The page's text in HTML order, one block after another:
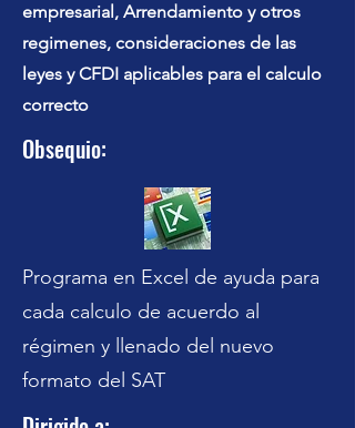
empresarial, Arrendamiento y otros
regimenes, consideraciones de las
leyes y CFDI aplicables para el calculo
correcto
Obsequio:
Programa en Excel de ayuda para
cada calculo de acuerdo al
régimen y llenado del nuevo
formato del SAT